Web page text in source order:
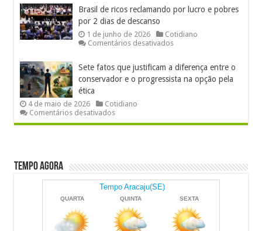
juventude
sigo,
logo
Brasil de ricos reclamando por lucro e pobres
por 2 dias de descanso
1 de junho de 2026
Cotidiano
Comentários desativadosem
ricos
reclamando
por
Sete fatos que justificam a diferença entre o
conservador e o progressista na opção pela
ética
4 de maio de 2026
Cotidiano
Comentários desativadosem
Sete
diferença
entre
o
conservador
o
progressista
na
Tempo Agora